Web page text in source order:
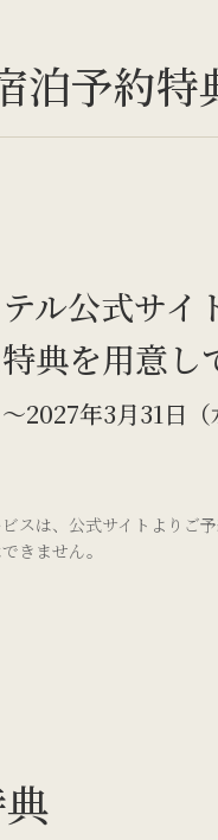
泊予約特
ル公式サイ
典を用意し
～2027年3月31日（
スは、公式サイトよりご
きません。